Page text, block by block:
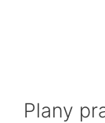
Plany